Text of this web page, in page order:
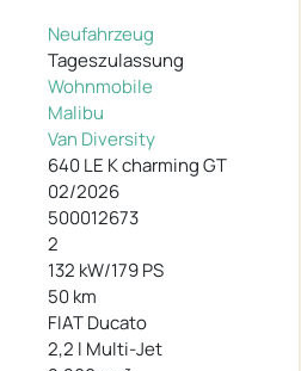
Neufahrzeug
Tageszulassung
Wohnmobile
Malibu
Van Diversity
640 LE K charming GT
02/2026
500012673
2
132 kW/179 PS
50 km
FIAT Ducato
2,2 l Multi-Jet